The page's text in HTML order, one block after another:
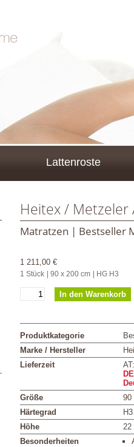
Lattenroste
Heitex / Metzeler
Matratzen | Bestseller
1 211,00 €
1 Stück | 90 x 200 cm | HG H3
Produktkategorie
Marke / Hersteller
Lieferzeit
Größe
90
Härtegrad
H3
Höhe
22
Besonderheiten